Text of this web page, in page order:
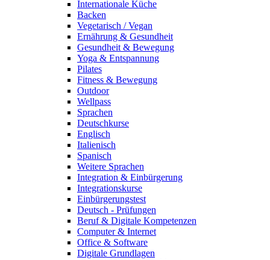
Internationale Küche
Backen
Vegetarisch / Vegan
Ernährung & Gesundheit
Gesundheit & Bewegung
Yoga & Entspannung
Pilates
Fitness & Bewegung
Outdoor
Wellpass
Sprachen
Deutschkurse
Englisch
Italienisch
Spanisch
Weitere Sprachen
Integration & Einbürgerung
Integrationskurse
Einbürgerungstest
Deutsch - Prüfungen
Beruf & Digitale Kompetenzen
Computer & Internet
Office & Software
Digitale Grundlagen